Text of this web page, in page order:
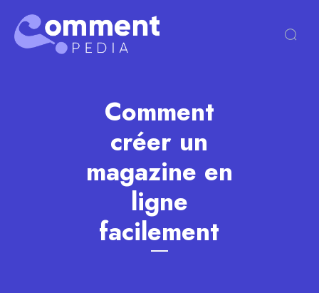
Comment
créer un
magazine en
ligne
facilement